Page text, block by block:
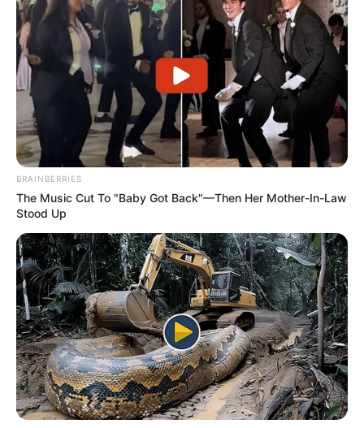
Όλα τα κείμενα και οι εικόνες είναι πνευματική ιδιοκτησία του
ΝΙΚΟΛΑΟΣ ΑΝΑΞΙΜΑΝΔΡΟΣ. Aπαγορεύεται η αναπαραγωγή, η
αναδημοσίευση και η τροποποίησή τους χωρίς προηγούμενη
γραπτή άδεια του δημιουργού τους. Με επιφύλαξη κάθε νόμιμου
δικαιώματος. Διαβάστε τηνΠολιτική Απορρήτουτου website πριν
να το χρησιμοποιήσετε, καθώς χρησιμοποιώντας το την
αποδέχεστε. Ο ιστότοπος διατηρεί το δικαίωμα να τροποποιήσει
τους όρους χρήσης.
Επικοινωνήστε μαζί μας:nikolaosgeor@gmail.com
BRAINBERRIES
The Music Cut To "Baby Got Back"—Then Her Mother-In-Law
Stood Up